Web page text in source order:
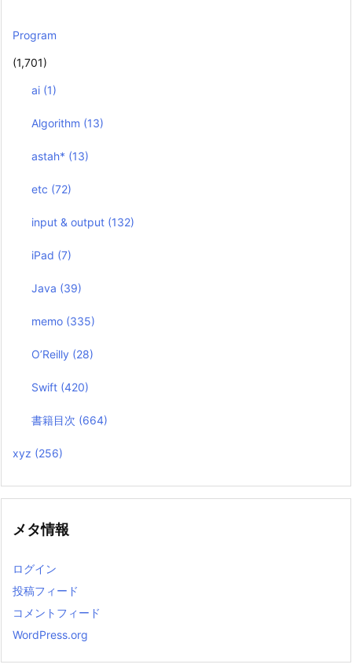
Program
(1,701)
ai (1)
Algorithm (13)
astah* (13)
etc (72)
input & output (132)
iPad (7)
Java (39)
memo (335)
O’Reilly (28)
Swift (420)
書籍目次 (664)
xyz (256)
メタ情報
ログイン
投稿フィード
コメントフィード
WordPress.org